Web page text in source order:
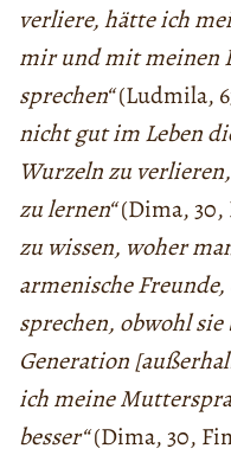
verliere, hätte ich
mir und mit meinen
sprechen“(Ludmila,
nicht gut im Leben
Wurzeln zu
zu lernen“(Dima, 30,
zu wissen, woher
armenische
sprechen, obwohl
Generation
ich meine
besser“(Dima, 30,